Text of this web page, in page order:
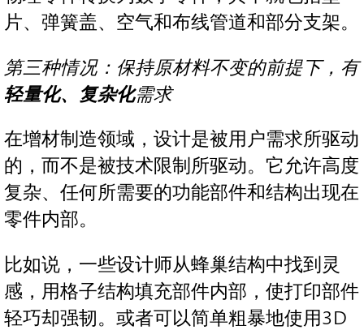
片、弹簧盖、空气和布线管道和部分支架。
第三种情况：保持原材料不变的前提下，有
轻量化、复杂化需求
在增材制造领域，设计是被用户需求所驱动
的，而不是被技术限制所驱动。它允许高度
复杂、任何所需要的功能部件和结构出现在
零件内部。
比如说，一些设计师从蜂巢结构中找到灵
感，用格子结构填充部件内部，使打印部件
轻巧却强韧。或者可以简单粗暴地使用3D